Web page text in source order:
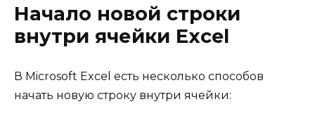
Начало новой строки
внутри ячейки Excel
В Microsoft Excel есть несколько способов
начать новую строку внутри ячейки: